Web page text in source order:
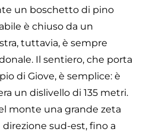
un boschetto di pino
è chiuso da un
tuttavia, è sempre
Il sentiero, che porta
di Giove, è semplice: è
un dislivello di 135 metri.
monte una grande zeta
direzione sud-est, fino a